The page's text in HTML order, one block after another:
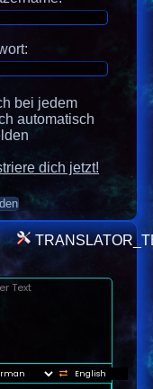
bei jedem
automatisch
dich jetzt!